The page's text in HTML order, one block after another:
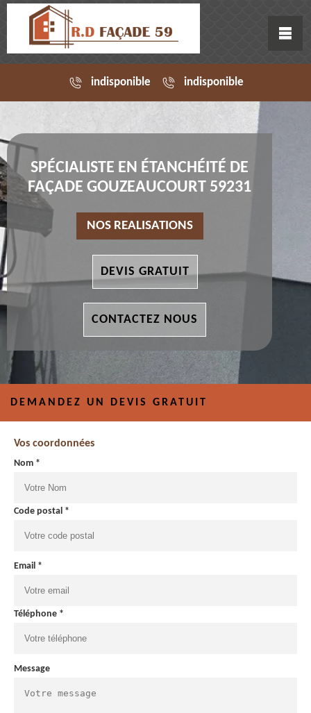
indisponible indisponible
SPÉCIALISTE EN ÉTANCHÉITÉ DE
FAÇADE GOUZEAUCOURT 59231
NOS REALISATIONS
DEVIS GRATUIT
CONTACTEZ NOUS
DEMANDEZ UN DEVIS GRATUIT
Vos coordonnées
Nom *
Code postal *
Email *
Téléphone *
Message